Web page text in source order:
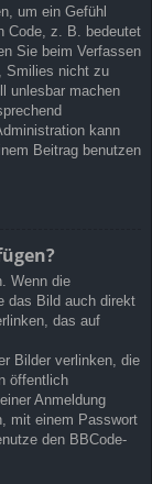
um ein Gefühl
Code, z. B. bedeutet
Sie beim Verfassen
Smilies nicht zu
unlesbar machen
kann
Beitrag benutzen
Wenn die
das Bild auch direkt
das auf
Bilder verlinken, die
öffentlich
Anmeldung
mit einem Passwort
den BBCode-